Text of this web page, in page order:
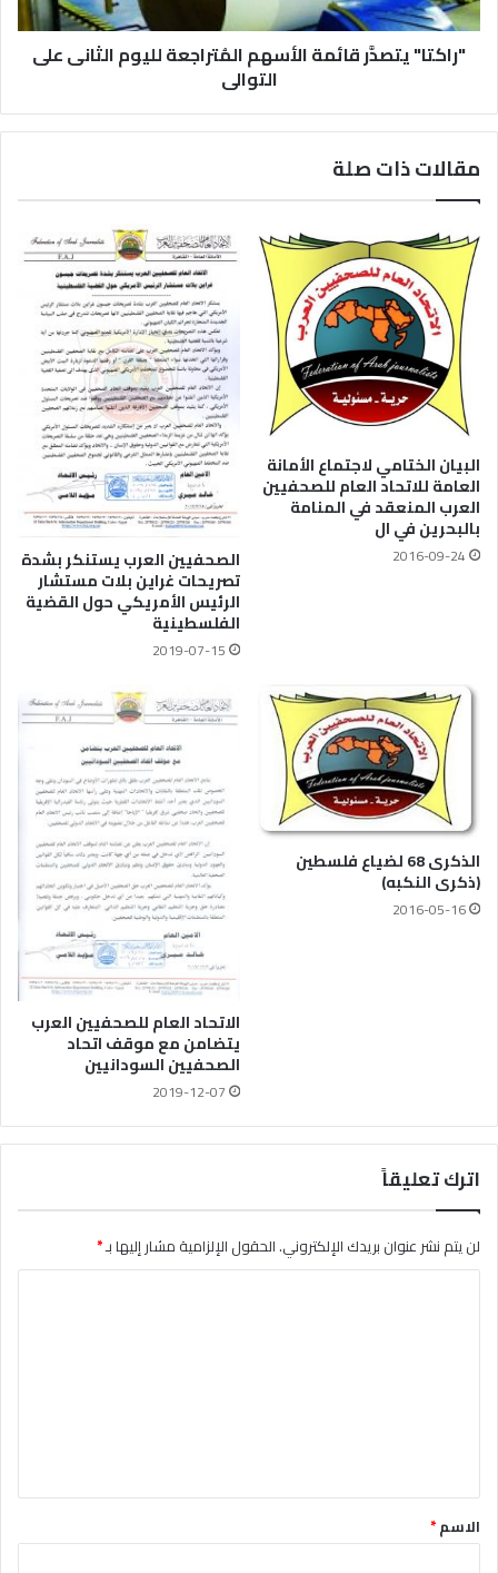
"راكتا" يتصدَّر قائمة الأسهم المُتراجعة لليوم الثانى على
التوالى
مقالات ذات صلة
البيان الختامي لاجتماع الأمانة
العامة للاتحاد العام للصحفيين
العرب المنعقد في المنامة
بالبحرين في ال
2016-09-24 الصحفيين العرب يستنكر بشدة
تصريحات غراين بلات مستشار
الرئيس الأمريكي حول القضية
الفلسطينية
2019-07-15
الذكرى 68 لضياع فلسطين
(ذكرى النكبه)
2016-05-16
الاتحاد العام للصحفيين العرب
يتضامن مع موقف اتحاد
الصحفيين السودانيين
2019-12-07
اترك تعليقاً
لن يتم نشر عنوان بريدك الإلكتروني.الحقول الإلزامية مشار إليها بـ*
*الاسم*